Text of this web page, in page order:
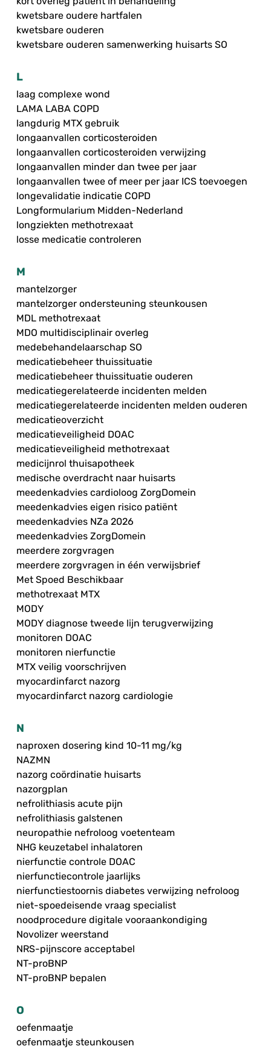
kwetsbare oudere hartfalen
kwetsbare ouderen
kwetsbare ouderen samenwerking huisarts SO
L
laag complexe wond
LAMA LABA COPD
langdurig MTX gebruik
longaanvallen corticosteroiden
longaanvallen corticosteroiden verwijzing
longaanvallen minder dan twee per jaar
longaanvallen twee of meer per jaar ICS toevoegen
longevalidatie indicatie COPD
Longformularium Midden-Nederland
longziekten methotrexaat
losse medicatie controleren
M
mantelzorger
mantelzorger ondersteuning steunkousen
MDL methotrexaat
MDO multidisciplinair overleg
medebehandelaarschap SO
medicatiebeheer thuissituatie
medicatiebeheer thuissituatie ouderen
medicatiegerelateerde incidenten melden
medicatiegerelateerde incidenten melden ouderen
medicatieoverzicht
medicatieveiligheid DOAC
medicatieveiligheid methotrexaat
medicijnrol thuisapotheek
medische overdracht naar huisarts
meedenkadvies cardioloog ZorgDomein
meedenkadvies eigen risico patiënt
meedenkadvies NZa 2026
meedenkadvies ZorgDomein
meerdere zorgvragen
meerdere zorgvragen in één verwijsbrief
Met Spoed Beschikbaar
methotrexaat MTX
MODY
MODY diagnose tweede lijn terugverwijzing
monitoren DOAC
monitoren nierfunctie
MTX veilig voorschrijven
myocardinfarct nazorg
myocardinfarct nazorg cardiologie
N
naproxen dosering kind 10-11 mg/kg
NAZMN
nazorg coördinatie huisarts
nazorgplan
nefrolithiasis acute pijn
nefrolithiasis galstenen
neuropathie nefroloog voetenteam
NHG keuzetabel inhalatoren
nierfunctie controle DOAC
nierfunctiecontrole jaarlijks
nierfunctiestoornis diabetes verwijzing nefroloog
niet-spoedeisende vraag specialist
noodprocedure digitale vooraankondiging
Novolizer weerstand
NRS-pijnscore acceptabel
NT-proBNP
NT-proBNP bepalen
O
oefenmaatje
oefenmaatje steunkousen